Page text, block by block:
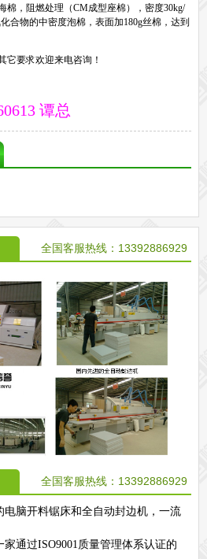
荣誉资质 客户见证
常见问题
琛品牌办公家具 企业文化
棉，阻燃处理（CM成型座棉），密度30kg/
合物的中密度泡棉，表面加180g丝棉，达到
它要求欢迎来电咨询！
谭总
全国客服热线：13392886929
全国客服热线：13392886929
电脑开料锯床和全自动封边机，一流
通过ISO9001质量管理体系认证的